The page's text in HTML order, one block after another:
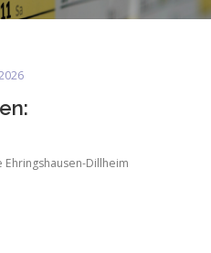
ÜBER UNS
Ehringshausen-Dillheim